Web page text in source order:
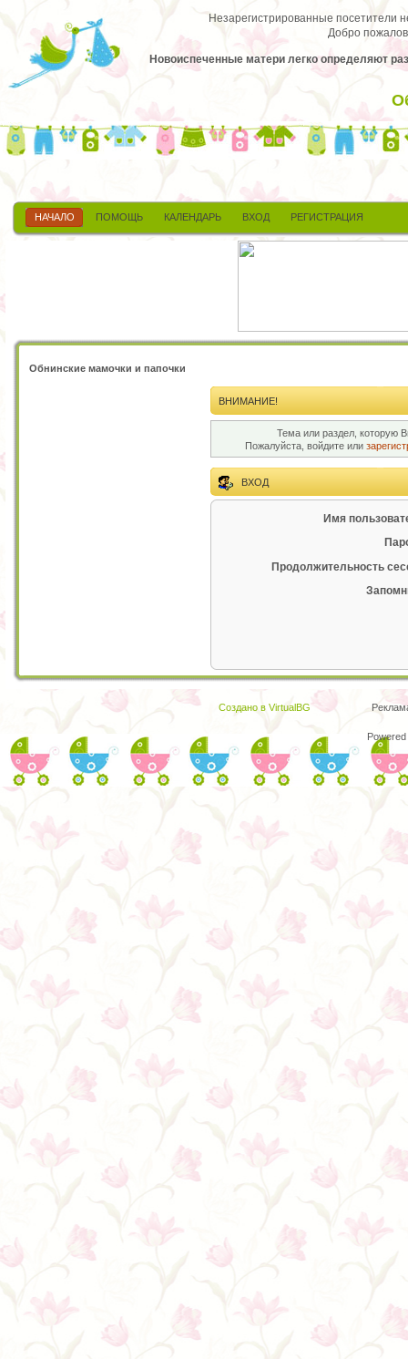
Незарегистрированные посетители
Добро
Новоиспеченные матери легко определяют
НАЧАЛО ПОМОЩЬ КАЛЕНДАРЬ ВХОД РЕГИСТРАЦИЯ
Обнинские мамочки и папочки
ВНИМАНИЕ!
Тема или раздел, которую
Пожалуйста, войдите или
ВХОД
Имя
Продолжительность
Создано в VirtualBG